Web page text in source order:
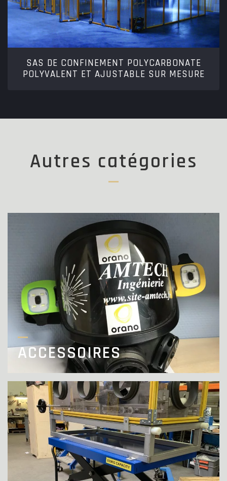
SAS DE CONFINEMENT POLYCARBONATE
POLYVALENT ET AJUSTABLE SUR MESURE
Autres catégories
ACCESSOIRES